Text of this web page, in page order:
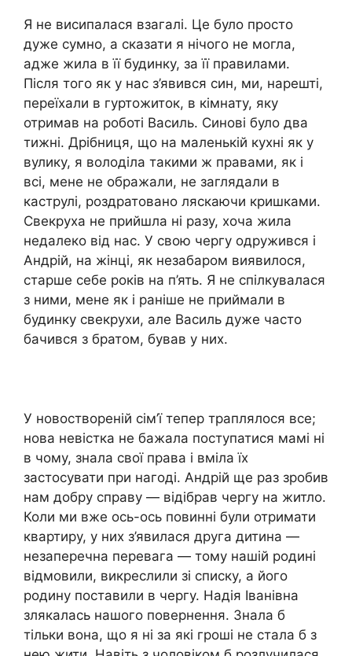
Я не висипалася взагалі. Це було просто
дуже сумно, а сказати я нічого не могла,
адже жила в її будинку, за її правилами.
Після того як у нас з’явився син, ми, нарешті,
переїхали в гуртожиток, в кімнату, яку
отримав на роботі Василь. Синові було два
тижні. Дрібниця, що на маленькій кухні як у
вулику, я володіла такими ж правами, як і
всі, мене не ображали, не заглядали в
каструлі, роздратовано ляскаючи кришками.
Свекруха не прийшла ні разу, хоча жила
недалеко від нас. У свою чергу одружився і
Андрій, на жінці, як незабаром виявилося,
старше себе років на п’ять. Я не спілкувалася
з ними, мене як і раніше не приймали в
будинку свекрухи, але Василь дуже часто
бачився з братом, бував у них.
У новоствореній сім’ї тепер траплялося все;
нова невістка не бажала поступатися мамі ні
в чому, знала свої права і вміла їх
застосувати при нагоді. Андрій ще раз зробив
нам добру справу — відібрав чергу на житло.
Коли ми вже ось-ось повинні були отримати
квартиру, у них з’явилася друга дитина —
незаперечна перевага — тому нашій родині
відмовили, викреслили зі списку, а його
родину поставили в чергу. Надія Іванівна
злякалась нашого повернення. Знала б
тільки вона, що я ні за які гроші не стала б з